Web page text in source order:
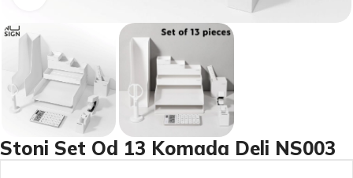
Stoni Set Od 13 Komada Deli NS003